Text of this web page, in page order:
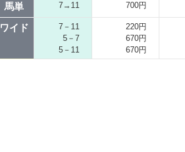
馬単 7→11 700円
ワイド
7－11
5－7
5－11
220円
670円
670円